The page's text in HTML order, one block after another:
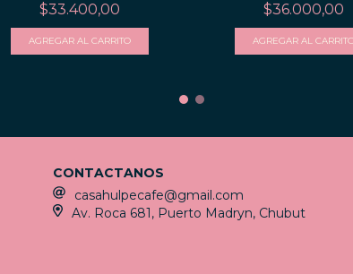
$33.400,00 $36.000,00
CONTACTANOS
casahulpecafe@gmail.com
Av. Roca 681, Puerto Madryn, Chubut